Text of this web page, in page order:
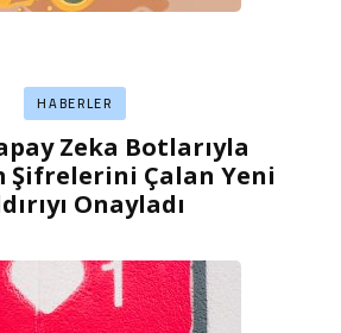
HABERLER
Zeka Botlarıyla
Şifrelerini Çalan Yeni
Onayladı